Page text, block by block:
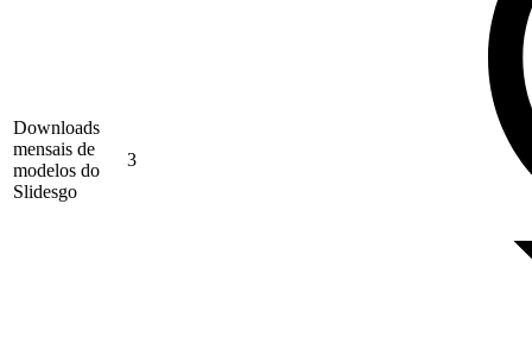
Downloads
mensais de
modelos do
Slidesgo
3